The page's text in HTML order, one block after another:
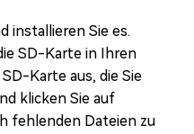
installieren Sie es.
SD-Karte in Ihren
Karte aus, die Sie
klicken Sie auf
fehlenden Dateien zu